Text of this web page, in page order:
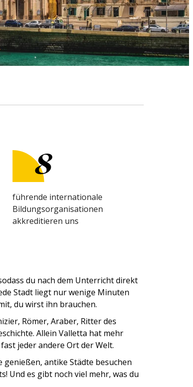
führende internationale
Bildungsorganisationen
akkreditieren uns
du nach dem Unterricht direkt
Stadt liegt nur wenige Minuten
du wirst ihn brauchen.
Römer, Araber, Ritter des
Allein Valletta hat mehr
jeder andere Ort der Welt.
genießen, antike Städte besuchen
Und es gibt noch viel mehr, was du